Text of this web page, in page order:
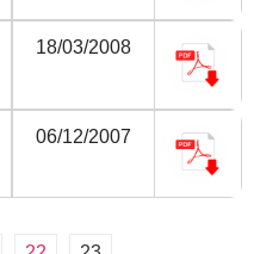
18/03/2008
06/12/2007